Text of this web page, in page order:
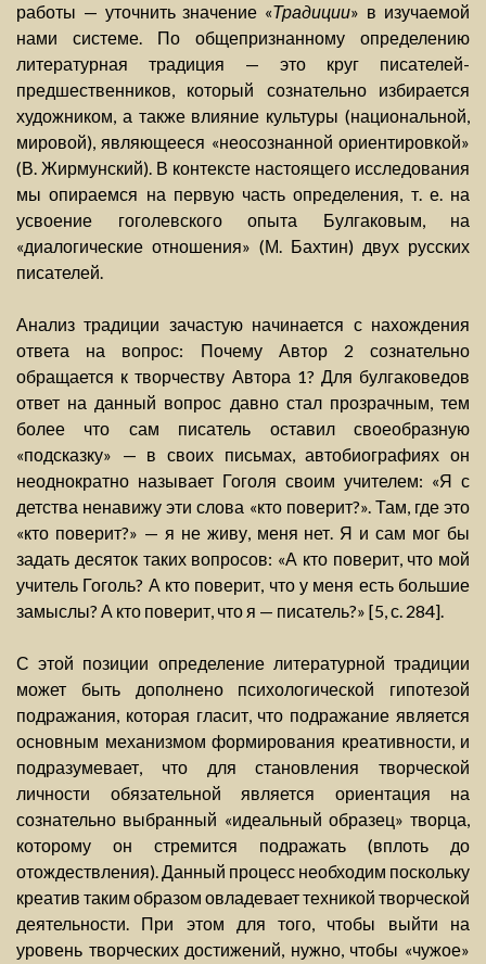
работы — уточнить значение «Традиции» в изучаемой
нами системе. По общепризнанному определению
литературная традиция — это круг писателей-
предшественников, который сознательно избирается
художником, а также влияние культуры (национальной,
мировой), являющееся «неосознанной ориентировкой»
(В. Жирмунский). В контексте настоящего исследования
мы опираемся на первую часть определения, т. е. на
усвоение гоголевского опыта Булгаковым, на
«диалогические отношения» (М. Бахтин) двух русских
писателей.
Анализ традиции зачастую начинается с нахождения
ответа на вопрос: Почему Автор 2 сознательно
обращается к творчеству Автора 1? Для булгаковедов
ответ на данный вопрос давно стал прозрачным, тем
более что сам писатель оставил своеобразную
«подсказку» — в своих письмах, автобиографиях он
неоднократно называет Гоголя своим учителем: «Я с
детства ненавижу эти слова «кто поверит?». Там, где это
«кто поверит?» — я не живу, меня нет. Я и сам мог бы
задать десяток таких вопросов: «А кто поверит, что мой
учитель Гоголь? А кто поверит, что у меня есть большие
замыслы? А кто поверит, что я — писатель?» [5, с. 284].
С этой позиции определение литературной традиции
может быть дополнено психологической гипотезой
подражания, которая гласит, что подражание является
основным механизмом формирования креативности, и
подразумевает, что для становления творческой
личности обязательной является ориентация на
сознательно выбранный «идеальный образец» творца,
которому он стремится подражать (вплоть до
отождествления). Данный процесс необходим поскольку
креатив таким образом овладевает техникой творческой
деятельности. При этом для того, чтобы выйти на
уровень творческих достижений, нужно, чтобы «чужое»